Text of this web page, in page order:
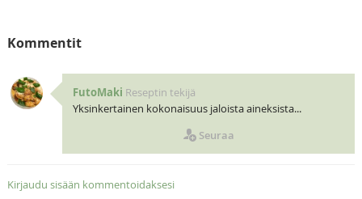
Kommentit
FutoMaki Reseptin tekijä
Yksinkertainen kokonaisuus jaloista aineksista...
Seuraa
Kirjaudu sisään kommentoidaksesi